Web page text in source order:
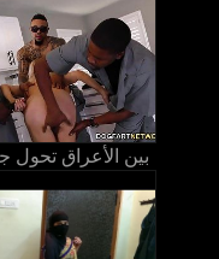
بين الأعراق تحول